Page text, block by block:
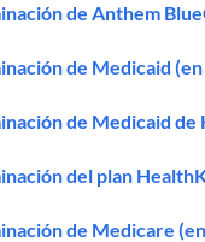
de Anthem
de Medicaid (en
de Medicaid de
del plan
de Medicare